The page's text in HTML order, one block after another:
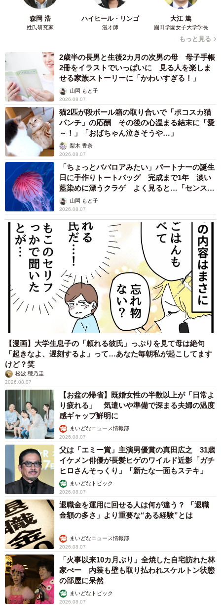
が印象的／Akimoto MINMIさん（@akimoto_family）提供
2026年2月現在の夫は、スキンヘッドで眉毛は薄い一方
で、顎下にはサンタクロースのような髭をたくわえたワイ
ルドな姿。
「アメリカンカジュアルに強いこだわりがあり、自身の容
姿も“完成されたキャラデザ”だと言っています」
このキャラデザが完成するまで、6年間の変化を最も近くで
見てきたMINMIさんは、率直にこう語ります。
「夫は交際前から異性においてとても無害、むしろ安全な
存在だと感じていました。見た目の印象を例えるなら、オ
ークやゴブリン。正直、ビジュアル面は一度も恋愛的に魅
力だと感じたことはありませんでしたね。最初の告白も、2
回目の告白も、お断りしていました。でも交際するように
なり、今では完全に心を許せる―、そんな存在になってい
ます。出会った当初から比べると、頭頂部の毛量は徐々に
減りつつありました。一方でヒゲは、中学生の頃から生え
ていたそうです。本人はその毛量を長所と捉えて、日常的
に整えるのが趣味になっているみたいです」
5/5
出会った頃のゆう也さん／Akimoto MINMIさん（@akimoto_family）提供
森岡 浩
姓氏研究家
ハイヒール・リンゴ
漫才師
大江 篤
園田学園女子大学学長
もっと見る
2歳半の長男と生後2カ月の次男の母 母子手帳
2冊をイラストでいっぱいに 見る人を楽しま
せる家族ストーリーに「かわいすぎる！」
山岡 もと子
2026.08.07
猫2匹が段ボール箱の取り合いで「ポコスカ猫
パンチ」の応酬 その後の心温まる結末に「愛
～！」「おばちゃん泣きそうや…」
梨木 香奈
2026.08.07
「ちょっとババロアみたい」パートナーの誕生
日に手作りトートバッグ 完成まで1年 淡い
藍染めに漂うクラゲ よく見ると…「センスす
ごい」山岡 もと子
2026.08.07
【漫画】大学生息子の「頼れる彼氏」っぷりを見て母は絶句
「起きなよ、遅刻するよ」って…あなた毎朝私が起こしてます
けど？笑
松波 穂乃圭
2026.08.07
【お盆の帰省】既婚女性の半数以上が「日常よ
り疲れる」 気遣いや準備で深まる夫婦の温度
感ギャップ鮮明に
まいどなニュース情報部
2026.08.07
父は「エミー賞」主演男優賞の真田広之 31歳
イケメン俳優が長髪ヒゲのワイルド近影「ガチ
ヒロさんそっくり」「新たな一面もステキ」
まいどなトピック
2026.08.07
退職金を運用に回せる人は何が違う？ 「退職
金額の多さ」より重要な“ある経験”とは
まいどなニュース情報部
2026.08.07
「火事以来10カ月ぶり」全焼した自宅訪れた林
家ぺー 内装も壁も取り払われスケルトン状態
の部屋に呆然
まいどなトピック
2026.08.07